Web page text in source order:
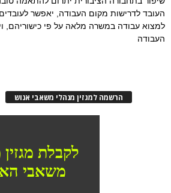
העובד לדרישות מקום העבודה, יאפשר
למצוא עבודה במשרה מלאה על פי כישוריהם,
העבודה
הרשמה למגזין מנהלי משאבי אנוש